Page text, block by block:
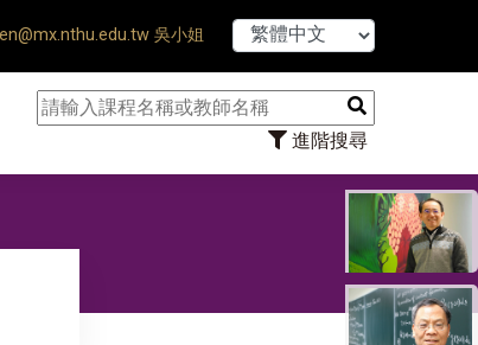
吳小姐
進階搜尋
【7/31】114學